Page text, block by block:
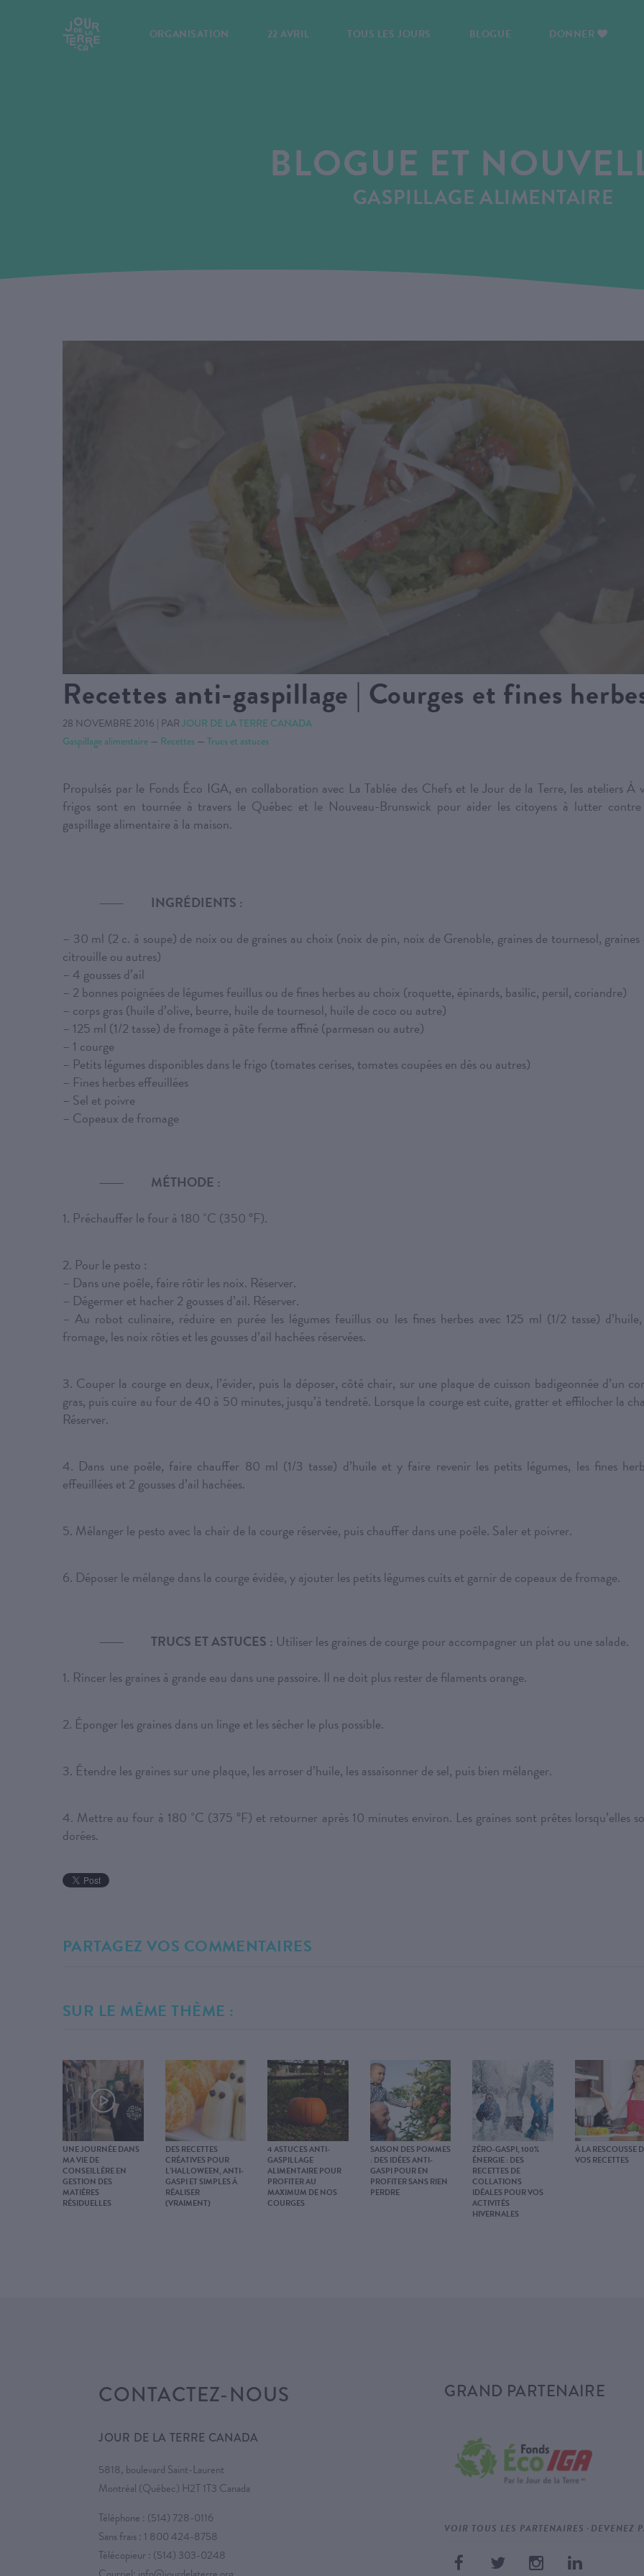
ORGANISATION 22 AVRIL TOUS LES JOURS BLOGUE DONNER
BLOGUE ET
GASPILLAGE ALIMENTAIRE
Recettes anti-gaspillage | Courges et fines
28 NOVEMBRE 2016 | PAR JOUR DE LA TERRE CANADA
Gaspillage alimentaire — Recettes — Trucs et astuces
Propulsés par le Fonds Éco IGA, en collaboration avec La Tablée des Chefs et le Jour de la Terre, les ateliers À
frigos sont en tournée à travers le Québec et le Nouveau-Brunswick pour aider les citoyens à lutter
gaspillage alimentaire à la maison.
INGRÉDIENTS :
– 30 ml (2 c. à soupe) de noix ou de graines au choix (noix de pin, noix de Grenoble, graines de tournesol, graines
citrouille ou autres)
– 4 gousses d’ail
– 2 bonnes poignées de légumes feuillus ou de fines herbes au choix (roquette, épinards, basilic, persil, coriandre)
– corps gras (huile d’olive, beurre, huile de tournesol, huile de coco ou autre)
– 125 ml (1/2 tasse) de fromage à pâte ferme affiné (parmesan ou autre)
– 1 courge
– Petits légumes disponibles dans le frigo (tomates cerises, tomates coupées en dés ou autres)
– Fines herbes effeuillées
– Sel et poivre
– Copeaux de fromage
MÉTHODE :
1. Préchauffer le four à 180 ˚C (350 °F).
2. Pour le pesto :
– Dans une poêle, faire rôtir les noix. Réserver.
– Dégermer et hacher 2 gousses d’ail. Réserver.
– Au robot culinaire, réduire en purée les légumes feuillus ou les fines herbes avec 125 ml (1/2 tasse)
fromage, les noix rôties et les gousses d’ail hachées réservées.
3. Couper la courge en deux, l’évider, puis la déposer, côté chair, sur une plaque de cuisson badigeonnée d’un
gras, puis cuire au four de 40 à 50 minutes, jusqu’à tendreté. Lorsque la courge est cuite, gratter et effilocher la
Réserver.
4. Dans une poêle, faire chauffer 80 ml (1/3 tasse) d’huile et y faire revenir les petits légumes, les fines
effeuillées et 2 gousses d’ail hachées.
5. Mélanger le pesto avec la chair de la courge réservée, puis chauffer dans une poêle. Saler et poivrer.
6. Déposer le mélange dans la courge évidée, y ajouter les petits légumes cuits et garnir de copeaux de fromage.
TRUCS ET ASTUCES : Utiliser les graines de courge pour accompagner un plat ou une salade.
1. Rincer les graines à grande eau dans une passoire. Il ne doit plus rester de filaments orange.
2. Éponger les graines dans un linge et les sécher le plus possible.
3. Étendre les graines sur une plaque, les arroser d’huile, les assaisonner de sel, puis bien mélanger.
4. Mettre au four à 180 ˚C (375 °F) et retourner après 10 minutes environ. Les graines sont prêtes lorsqu’elles
dorées.
PARTAGEZ VOS COMMENTAIRES
SUR LE MÊME THÈME :
UNE JOURNÉE DANS
MA VIE DE
CONSEILLÈRE EN
GESTION DES
MATIÈRES
RÉSIDUELLES
DES RECETTES
CRÉATIVES POUR
L’HALLOWEEN, ANTI-
GASPI ET SIMPLES À
RÉALISER
(VRAIMENT)
4 ASTUCES ANTI-
GASPILLAGE
ALIMENTAIRE POUR
PROFITER AU
MAXIMUM DE NOS
COURGES
SAISON DES POMMES
: DES IDÉES ANTI-
GASPI POUR EN
PROFITER SANS RIEN
PERDRE
ZÉRO-GASPI, 100%
ÉNERGIE : DES
RECETTES DE
COLLATIONS
IDÉALES POUR VOS
ACTIVITÉS
HIVERNALES
À LA RESCOUSSE
VOS RECETTES
CONTACTEZ-NOUS
JOUR DE LA TERRE CANADA
5818, boulevard Saint-Laurent
Montréal (Québec) H2T 1T3 Canada
Téléphone : (514) 728-0116
Sans frais : 1 800 424-8758
Télécopieur : (514) 303-0248
GRAND PARTENAIRE
VOIR TOUS LES PARTENAIRES · DEVENEZ